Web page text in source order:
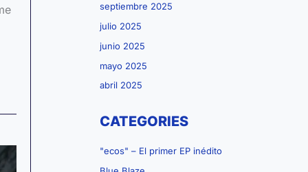
septiembre 2025
julio 2025
junio 2025
mayo 2025
abril 2025
CATEGORIES
"ecos" – El primer EP inédito